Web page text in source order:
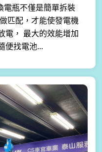
電瓶不僅是簡單拆裝
匹配，才能使發電機
電， 最大的效能增加
便找電池...